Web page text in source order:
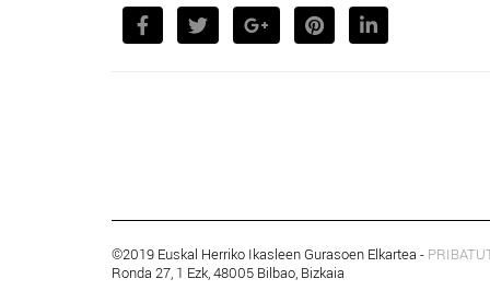
©2019 Euskal Herriko Ikasleen Gurasoen Elkartea -
Ronda 27, 1 Ezk, 48005 Bilbao, Bizkaia